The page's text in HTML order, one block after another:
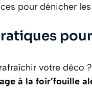
pour dénicher
votre déco
à la foir’fouille